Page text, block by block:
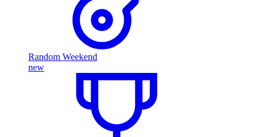
Random Weekend
new